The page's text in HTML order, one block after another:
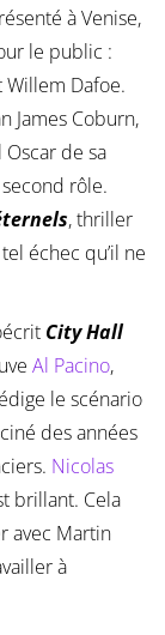
à Venise,
le public :
Dafoe.
James Coburn,
de sa
rôle.
, thriller
échec qu’il ne
City Hall
Al Pacino,
le scénario
des années
Nicolas
brillant. Cela
avec Martin
à